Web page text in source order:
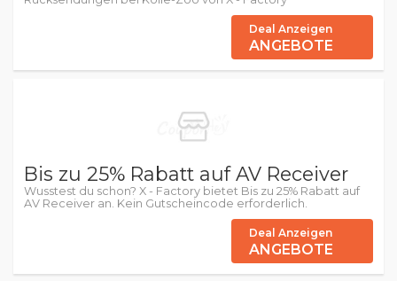
Deal Anzeigen
ANGEBOTE
Bis zu 25% Rabatt auf AV Receiver
Wusstest du schon? X - Factory bietet Bis zu 25% Rabatt auf
AV Receiver an. Kein Gutscheincode erforderlich.
Deal Anzeigen
ANGEBOTE